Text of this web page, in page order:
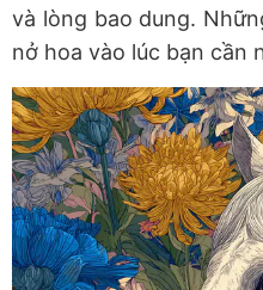
và lòng bao dung.
nở hoa vào lúc bạn cần